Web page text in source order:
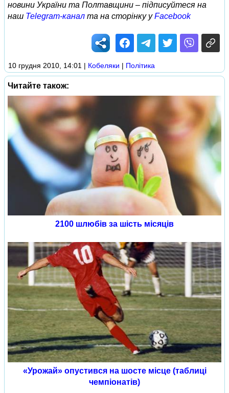
новини України та Полтавщини – підписуйтеся на
наш Telegram-канал та на сторінку уFacebook
10 грудня 2010, 14:01 | Кобеляки | Політика
Читайте також:
2100 шлюбів за шість місяців
«Урожай» опустився на шосте місце (таблиці
чемпіонатів)